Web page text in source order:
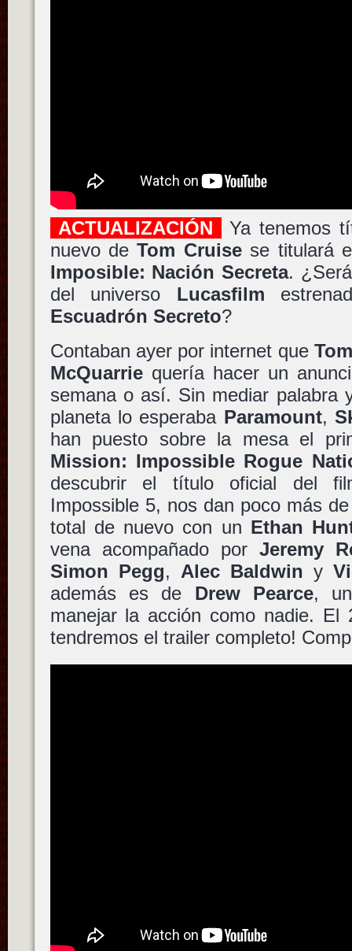
ACTUALIZACIÓN
Ya tenemos
nuevo deTom Cruisese titulará
Imposible: Nación Secreta.
del universo Lucasfilm
Escuadrón Secreto?
Contaban ayer por internet que
McQuarriequería hacer un
semana o así. Sin mediar palabra
planeta lo esperaba Paramount,
han puesto sobre la mesa el
Mission: Impossible Rogue
descubrir el título oficial del
Impossible 5, nos dan poco más
total de nuevo con un Ethan
vena acompañado porJeremy
Simon Pegg, Alec Baldwin y
además es de Drew Pearce,
manejar la acción como nadie. El
tendremos el trailer completo!